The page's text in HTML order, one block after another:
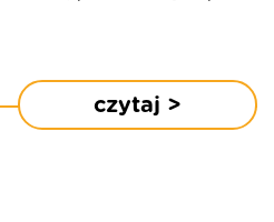
czytaj >